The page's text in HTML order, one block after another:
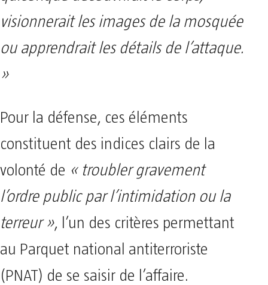
visionnerait les images de la mosquée
ou apprendrait les détails de l’attaque.
»
Pour la défense, ces éléments
constituent des indices clairs de la
volonté de « troubler gravement
l’ordre public par l’intimidation ou la
terreur », l’un des critères permettant
au Parquet national antiterroriste
(PNAT) de se saisir de l’affaire.